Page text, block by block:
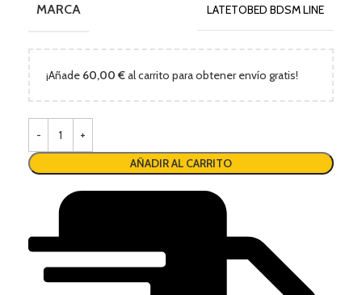
MARCA LATETOBED BDSM LINE
¡Añade 60,00 €al carrito para obtener envío gratis!
AÑADIR AL CARRITO